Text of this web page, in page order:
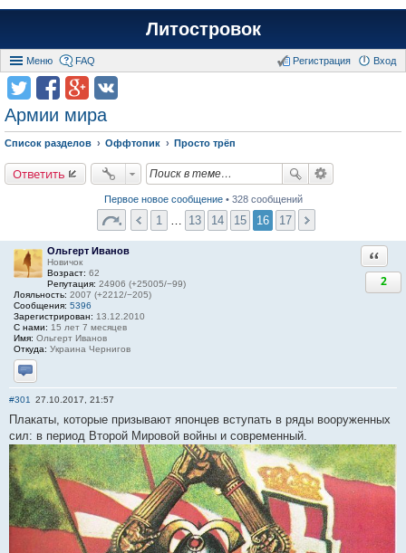
Литостровок
Меню FAQ Вход
Регистрация
Армии мира
Список разделов Оффтопик Просто трёп
Ответить
Первое новое сообщение• 328 сообщений
1 13 14 15 16 17
Ольгерт Иванов
Новичок
Возраст: 62
Репутация: 24906 (+25005/−99)
Лояльность: 2007 (+2212/−205)
Сообщения: 5396
Зарегистрирован: 13.12.2010
С нами: 15 лет 7 месяцев
Имя: Ольгерт Иванов
Откуда: Украина Чернигов
Отправить личное сообщение
2
#301 27.10.2017, 21:57
Плакаты, которые призывают японцев вступать в ряды вооруженных
сил: в период Второй Мировой войны и современный.